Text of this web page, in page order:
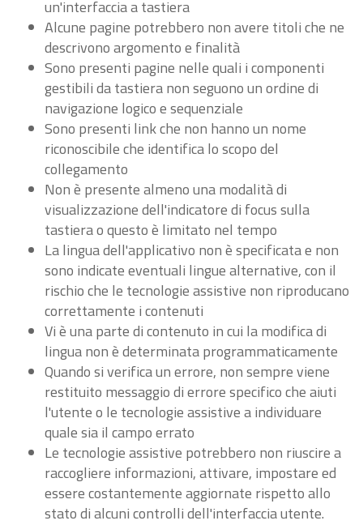
un'interfaccia a tastiera
Alcune pagine potrebbero non avere titoli che ne
descrivono argomento e finalità
Sono presenti pagine nelle quali i componenti
gestibili da tastiera non seguono un ordine di
navigazione logico e sequenziale
Sono presenti link che non hanno un nome
riconoscibile che identifica lo scopo del
collegamento
Non è presente almeno una modalità di
visualizzazione dell'indicatore di focus sulla
tastiera o questo è limitato nel tempo
La lingua dell'applicativo non è specificata e non
sono indicate eventuali lingue alternative, con il
rischio che le tecnologie assistive non riproducano
correttamente i contenuti
Vi è una parte di contenuto in cui la modifica di
lingua non è determinata programmaticamente
Quando si verifica un errore, non sempre viene
restituito messaggio di errore specifico che aiuti
l'utente o le tecnologie assistive a individuare
quale sia il campo errato
Le tecnologie assistive potrebbero non riuscire a
raccogliere informazioni, attivare, impostare ed
essere costantemente aggiornate rispetto allo
stato di alcuni controlli dell'interfaccia utente.